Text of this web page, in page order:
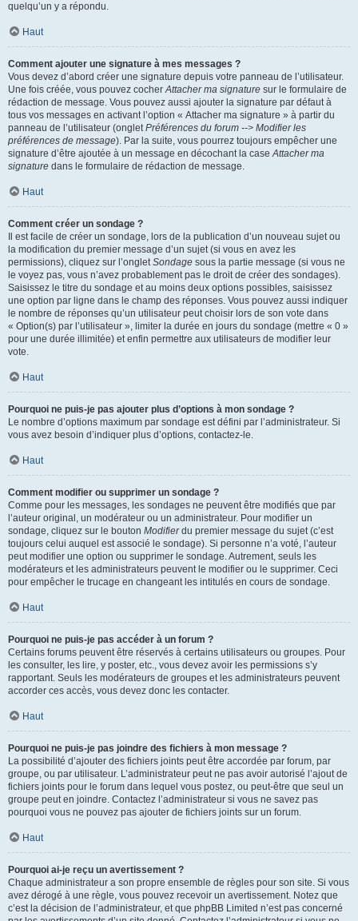
quelqu’un y a répondu.
Haut
Comment ajouter une signature à mes messages ?
Vous devez d’abord créer une signature depuis votre panneau de l’utilisateur.
Une fois créée, vous pouvez cocherAttacher ma signature sur le formulaire de
rédaction de message. Vous pouvez aussi ajouter la signature par défaut à
tous vos messages en activant l’option « Attacher ma signature » à partir du
panneau de l’utilisateur (ongletPréférences du forum --> Modifier les
préférences de message). Par la suite, vous pourrez toujours empêcher une
signature d’être ajoutée à un message en décochant la caseAttacher ma
signature dans le formulaire de rédaction de message.
Haut
Comment créer un sondage ?
Il est facile de créer un sondage, lors de la publication d’un nouveau sujet ou
la modification du premier message d’un sujet (si vous en avez les
permissions), cliquez sur l’ongletSondage sous la partie message (si vous ne
le voyez pas, vous n’avez probablement pas le droit de créer des sondages).
Saisissez le titre du sondage et au moins deux options possibles, saisissez
une option par ligne dans le champ des réponses. Vous pouvez aussi indiquer
le nombre de réponses qu’un utilisateur peut choisir lors de son vote dans
« Option(s) par l’utilisateur », limiter la durée en jours du sondage (mettre « 0 »
pour une durée illimitée) et enfin permettre aux utilisateurs de modifier leur
vote.
Haut
Pourquoi ne puis-je pas ajouter plus d’options à mon sondage ?
Le nombre d’options maximum par sondage est défini par l’administrateur. Si
vous avez besoin d’indiquer plus d’options, contactez-le.
Haut
Comment modifier ou supprimer un sondage ?
Comme pour les messages, les sondages ne peuvent être modifiés que par
l’auteur original, un modérateur ou un administrateur. Pour modifier un
sondage, cliquez sur le bouton Modifierdu premier message du sujet (c’est
toujours celui auquel est associé le sondage). Si personne n’a voté, l’auteur
peut modifier une option ou supprimer le sondage. Autrement, seuls les
modérateurs et les administrateurs peuvent le modifier ou le supprimer. Ceci
pour empêcher le trucage en changeant les intitulés en cours de sondage.
Haut
Pourquoi ne puis-je pas accéder à un forum ?
Certains forums peuvent être réservés à certains utilisateurs ou groupes. Pour
les consulter, les lire, y poster, etc., vous devez avoir les permissions s’y
rapportant. Seuls les modérateurs de groupes et les administrateurs peuvent
accorder ces accès, vous devez donc les contacter.
Haut
Pourquoi ne puis-je pas joindre des fichiers à mon message ?
La possibilité d’ajouter des fichiers joints peut être accordée par forum, par
groupe, ou par utilisateur. L’administrateur peut ne pas avoir autorisé l’ajout de
fichiers joints pour le forum dans lequel vous postez, ou peut-être que seul un
groupe peut en joindre. Contactez l’administrateur si vous ne savez pas
pourquoi vous ne pouvez pas ajouter de fichiers joints sur un forum.
Haut
Pourquoi ai-je reçu un avertissement ?
Chaque administrateur a son propre ensemble de règles pour son site. Si vous
avez dérogé à une règle, vous pouvez recevoir un avertissement. Notez que
c’est la décision de l’administrateur, et que phpBB Limited n’est pas concerné